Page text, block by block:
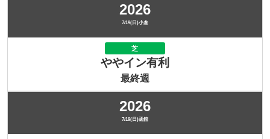
2026
7/19(日)小倉
芝
ややイン有利
最終週
2026
7/19(日)函館